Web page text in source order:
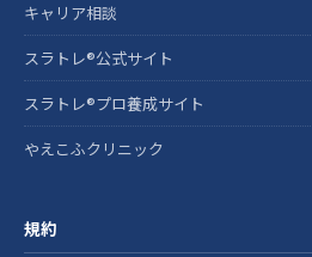
キャリア相談
スラトレ®公式サイト
スラトレ®プロ養成サイト
やえこふクリニック
規約